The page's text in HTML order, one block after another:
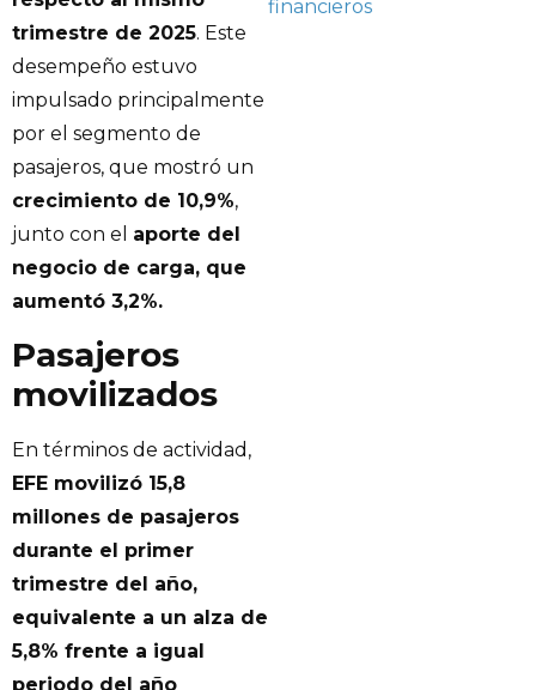
trimestre de 2025. Este
desempeño estuvo
impulsado principalmente
por el segmento de
pasajeros, que mostró un
crecimiento de 10,9%,
junto con el aporte del
negocio de carga, que
aumentó 3,2%.
Pasajeros
movilizados
En términos de actividad,
EFE movilizó 15,8
millones de pasajeros
durante el primer
trimestre del año,
equivalente a un alza de
5,8% frente a igual
periodo del año
financieros